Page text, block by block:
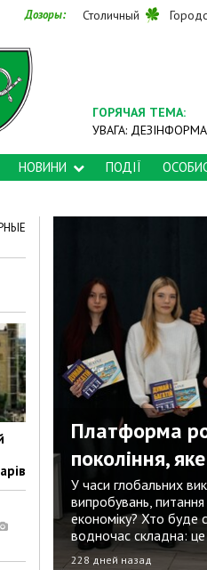
Дозоры: Столичный
ГОРЯЧАЯ ТЕМА:
УВАГА:
НОВИНИ ПОДІЇ
Платформа
покоління,
У часи глобальних
випробувань,
економіку? Хто буде
водночас складна:
228 дней назад